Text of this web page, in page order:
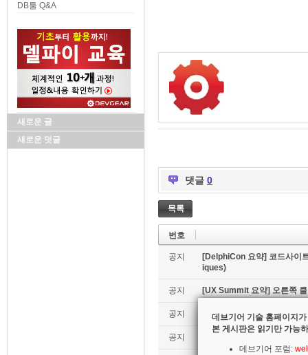
DB툴 Q&A
새로운 글
새로운 덧글
댓글 0
목록
번호
공지
[DelphiCon 요약] 코드사이
iques)
공지 [UX Summit 요약] 오른쪽
공지 [10.4 시드니] What's NEW!
공지
데브기어 기술 홈페이지
본 게시판은 읽기만 가능
데브기어 포럼: